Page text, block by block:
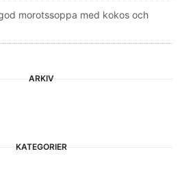
morotssoppa med kokos och
ARKIV
KATEGORIER